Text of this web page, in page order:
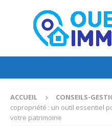
ACCUEIL CONSEILS-
copropriété : un outil essentiel
votre patrimoine